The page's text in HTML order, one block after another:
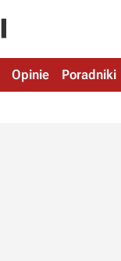
Opinie Poradniki